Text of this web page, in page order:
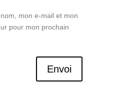
mon e-mail et mon
pour mon prochain
Envoi